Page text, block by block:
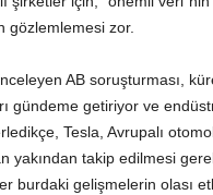
gözlemlemesi zor.
AB soruşturması,
gündeme getiriyor ve
Tesla, Avrupalı
yakından takip edilmesi
burdaki gelişmelerin olası